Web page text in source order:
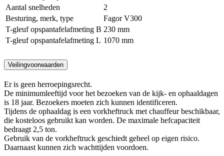
Aantal snelheden
2
Besturing, merk, type
Fagor V300
T-gleuf opspantafelafmeting B 230 mm
T-gleuf opspantafelafmeting L 1070 mm
Veilingvoorwaarden
Er is geen herroepingsrecht.
De minimumleeftijd voor het bezoeken van de kijk- en ophaaldagen
is 18 jaar. Bezoekers moeten zich kunnen identificeren.
Tijdens de ophaaldag is een vorkheftruck met chauffeur beschikbaar,
die kosteloos gebruikt kan worden. De maximale hefcapaciteit
bedraagt 2,5 ton.
Gebruik van de vorkheftruck geschiedt geheel op eigen risico.
Daarnaast kunnen zich wachttijden voordoen.